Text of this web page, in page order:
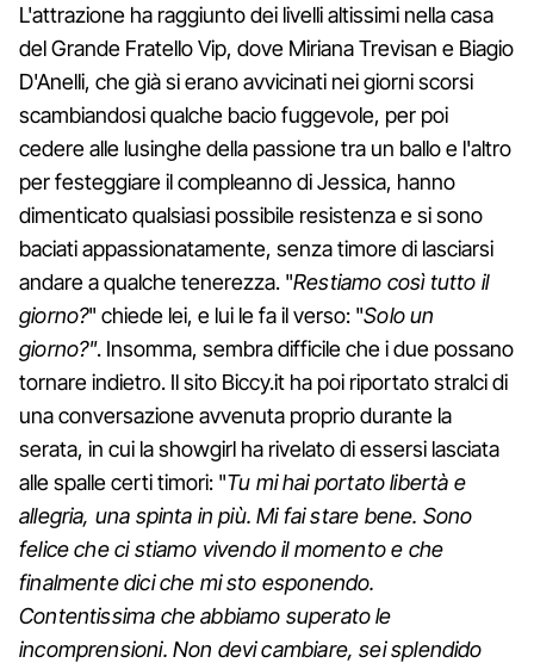
L'attrazione ha raggiunto dei livelli altissimi nella casa
del Grande Fratello Vip, dove Miriana Trevisan e Biagio
D'Anelli, che già si erano avvicinati nei giorni scorsi
scambiandosi qualche bacio fuggevole, per poi
cedere alle lusinghe della passione tra un ballo e l'altro
per festeggiare il compleanno di Jessica, hanno
dimenticato qualsiasi possibile resistenza e si sono
baciati appassionatamente, senza timore di lasciarsi
andare a qualche tenerezza. "Restiamo così tutto il
giorno?" chiede lei, e lui le fa il verso: "Solo un
giorno?". Insomma, sembra difficile che i due possano
tornare indietro. Il sito Biccy.it ha poi riportato stralci di
una conversazione avvenuta proprio durante la
serata, in cui la showgirl ha rivelato di essersi lasciata
alle spalle certi timori: "Tu mi hai portato libertà e
allegria, una spinta in più. Mi fai stare bene. Sono
felice che ci stiamo vivendo il momento e che
finalmente dici che mi sto esponendo.
Contentissima che abbiamo superato le
incomprensioni. Non devi cambiare, sei splendido